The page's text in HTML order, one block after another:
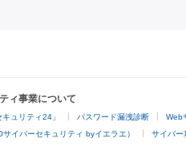
ィ事業について
ュリティ24」 パスワード漏洩診断 Web
イバーセキュリティ byイエラエ） サイバー